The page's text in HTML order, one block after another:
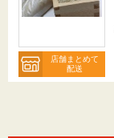
店舗まとめて
配送